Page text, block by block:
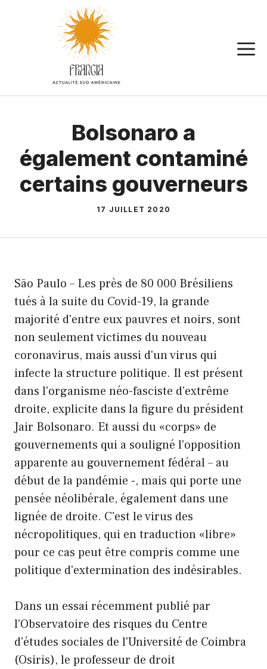
Bolsonaro a
également contaminé
certains gouverneurs
17 JUILLET 2020
São Paulo – Les près de 80 000 Brésiliens
tués à la suite du Covid-19, la grande
majorité d'entre eux pauvres et noirs, sont
non seulement victimes du nouveau
coronavirus, mais aussi d'un virus qui
infecte la structure politique. Il est présent
dans l'organisme néo-fasciste d'extrême
droite, explicite dans la figure du président
Jair Bolsonaro. Et aussi du «corps» de
gouvernements qui a souligné l'opposition
apparente au gouvernement fédéral – au
début de la pandémie -, mais qui porte une
pensée néolibérale, également dans une
lignée de droite. C'est le virus des
nécropolitiques, qui en traduction «libre»
pour ce cas peut être compris comme une
politique d'extermination des indésirables.
Dans un essai récemment publié par
l'Observatoire des risques du Centre
d'études sociales de l'Université de Coimbra
(Osiris), le professeur de droit